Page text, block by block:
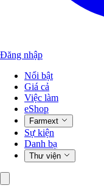
Đăng nhập
Nổi bật
Giá cả
Việc làm
eShop
Farmext
Sự kiện
Danh bạ
Thư viện